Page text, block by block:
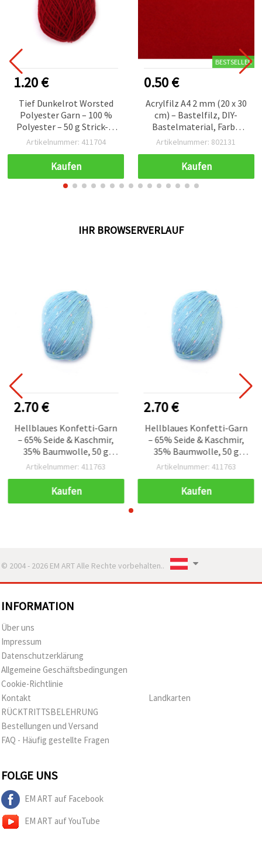
1.20 €
Tief Dunkelrot Worsted
Polyester Garn – 100 %
Polyester – 50 g Strick- &
Häkelgarn
Artikelnummer: 411704
Kaufen
BESTSELLER
0.50 €
Acrylfilz A4 2 mm (20 x 30
cm) – Bastelfilz, DIY-
Bastelmaterial, Farbe
Rot, 1 Stück
Artikelnummer: 802131
Kaufen
IHR BROWSERVERLAUF
2.70 €
Hellblaues Konfetti-Garn
– 65% Seide & Kaschmir,
35% Baumwolle, 50 g
Strick- & Häkelwolle
Artikelnummer: 411763
Kaufen
2.70 €
Hellblaues Konfetti-Garn
– 65% Seide & Kaschmir,
35% Baumwolle, 50 g
Strick- & Häkelwolle
Artikelnummer: 411763
Kaufen
© 2004 - 2026 EM ART Alle Rechte vorbehalten..
INFORMATION
Über uns
Impressum
Datenschutzerklärung
Allgemeine Geschäftsbedingungen
Cookie-Richtlinie
Kontakt
RÜCKTRITTSBELEHRUNG
Bestellungen und Versand
FAQ - Häufig gestellte Fragen
Landkarten
FOLGE UNS
EM ART auf Facebook
EM ART auf YouTube